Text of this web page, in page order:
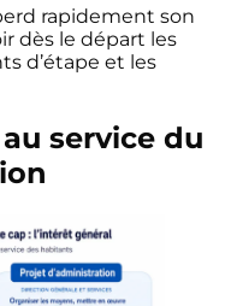
rapidement son
dès le départ les
d’étape et les
service du